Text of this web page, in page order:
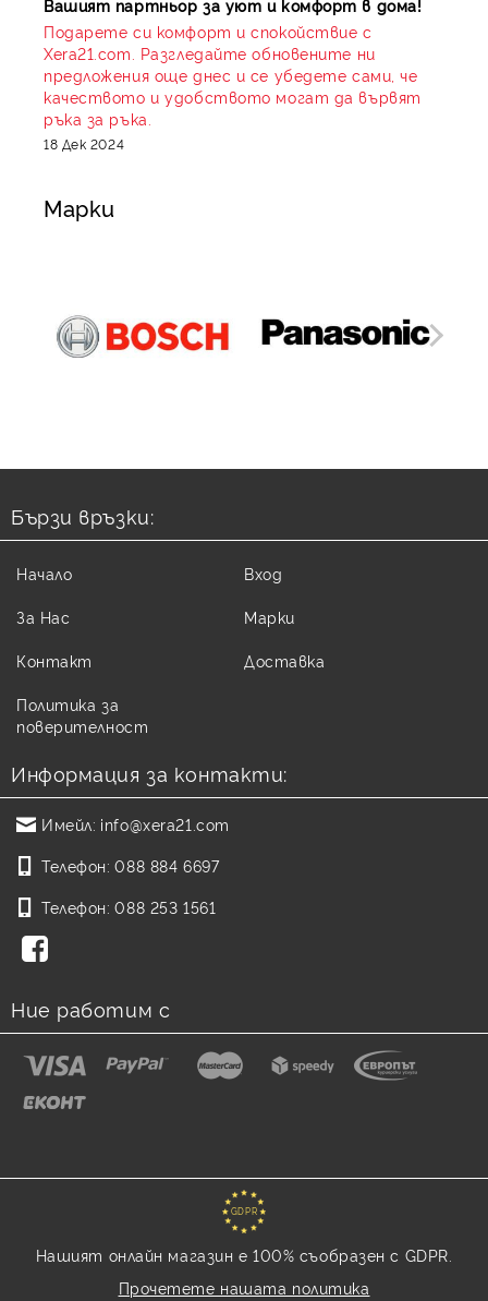
Вашият партньор за уют и комфорт в дома!
Подарете си комфорт и спокойствие с
Xera21.com. Разгледайте обновените ни
предложения още днес и се убедете сами, че
качеството и удобството могат да вървят
ръка за ръка.
18 Дек 2024
Марки
Бързи връзки:
Начало
За Нас
Контакт
Политика за
поверителност
Вход
Марки
Доставка
Информация за контакти:
Имейл: info@xera21.com
Телефон: 088 884 6697
Телефон: 088 253 1561
Ние работим с
GDPR
Нашият онлайн магазин е 100% съобразен с GDPR.
Прочетете нашата политика